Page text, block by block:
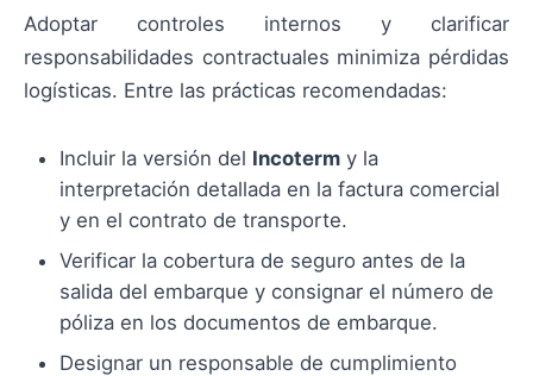
Adoptar controles internos y clarificar
responsabilidades contractuales minimiza pérdidas
logísticas. Entre las prácticas recomendadas:
Incluir la versión del Incoterm y la
interpretación detallada en la factura comercial
y en el contrato de transporte.
Verificar la cobertura de seguro antes de la
salida del embarque y consignar el número de
póliza en los documentos de embarque.
Designar un responsable de cumplimiento